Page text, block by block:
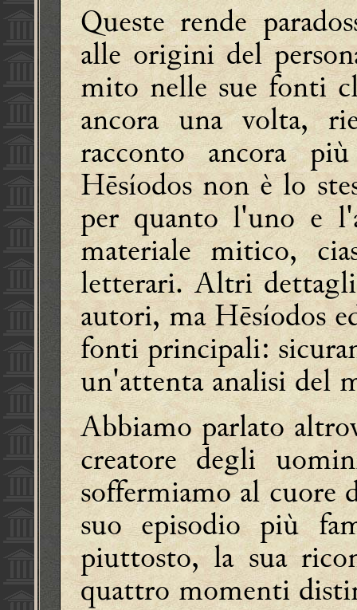
Queste rende
alle origini del
mito nelle sue fonti
ancora una volta,
racconto ancora
Hēsíodos non è lo
per quanto l'uno e
materiale mitico,
letterari. Altri
autori, ma Hēsíodos
fonti principali:
un'attenta analisi del
Abbiamo parlato
creatore degli
soffermiamo al cuore
suo episodio più
piuttosto, la sua
quattro momenti